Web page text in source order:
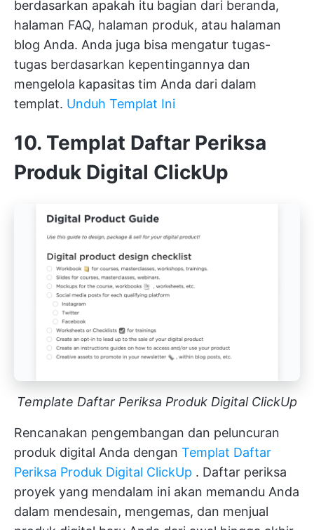
berdasarkan apakah itu bagian dari beranda,
halaman FAQ, halaman produk, atau halaman
blog Anda. Anda juga bisa mengatur tugas-
tugas berdasarkan kepentingannya dan
mengelola kapasitas tim Anda dari dalam
templat. Unduh Templat Ini
10. Templat Daftar Periksa
Produk Digital ClickUp
Template Daftar Periksa Produk Digital ClickUp
Rencanakan pengembangan dan peluncuran
produk digital Anda dengan Templat Daftar
Periksa Produk Digital ClickUp . Daftar periksa
proyek yang mendalam ini akan memandu Anda
dalam mendesain, mengemas, dan menjual